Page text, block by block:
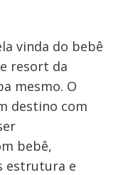
vinda do bebê
resort da
mesmo. O
destino com
bebê,
estrutura e